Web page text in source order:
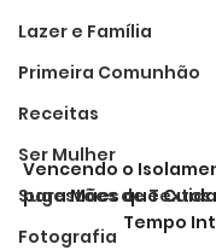
Lazer e Família
Primeira Comunhão
Receitas
Ser Mulher
Sugestões de Textos
Fotografia
Vencendo o
para Mães que
Tempo